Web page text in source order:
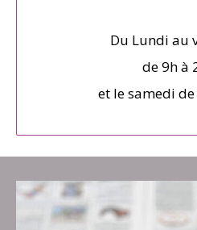
Du Lundi au
de 9h à
et le samedi